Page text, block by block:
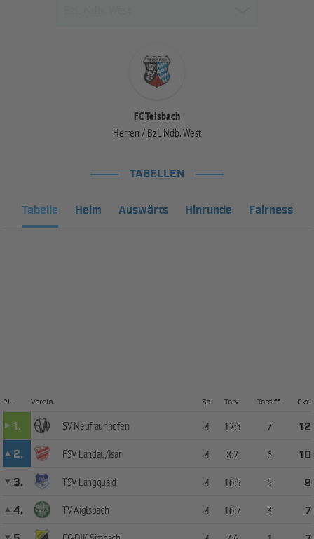
FC Teisbach
Herren / BzL Ndb. West
TABELLEN
Tabelle Heim Auswärts Hinrunde Fairness
Pl. Verein Sp. Torv. Tordiff. Pkt.
1. SV Neufraunhofen 4 12:5 7
12
2.
FSV Landau/Isar 4 8:2 6
10
3.
TSV Langquaid 4 10:5 5
9
4.
TV Aiglsbach 4 10:7 3
7